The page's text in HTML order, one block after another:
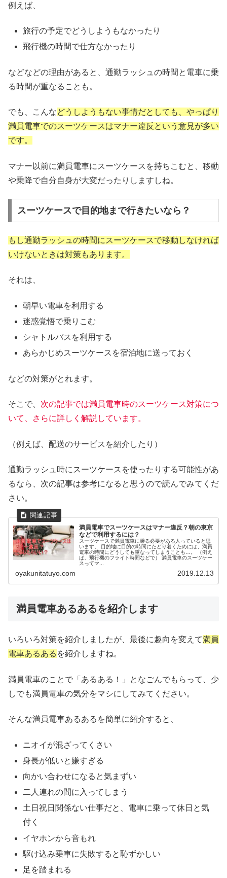
例えば、
旅行の予定でどうしようもなかったり
飛行機の時間で仕方なかったり
などなどの理由があると、通勤ラッシュの時間と電車に乗
る時間が重なることも。
でも、こんなどうしようもない事情だとしても、やっぱり
満員電車でのスーツケースはマナー違反という意見が多い
です。
マナー以前に満員電車にスーツケースを持ちこむと、移動
や乗降で自分自身が大変だったりしますしね。
スーツケースで目的地まで行きたいなら？
もし通勤ラッシュの時間にスーツケースで移動しなければ
いけないときは対策もあります。
それは、
朝早い電車を利用する
迷惑覚悟で乗りこむ
シャトルバスを利用する
あらかじめスーツケースを宿泊地に送っておく
などの対策がとれます。
そこで、 次の記事では満員電車時のスーツケース対策につ
いて、さらに詳しく解説しています。
（例えば、配送のサービスを紹介したり）
通勤ラッシュ時にスーツケースを使ったりする可能性があ
るなら、次の記事は参考になると思うので読んでみてくだ
さい。
満員電車でスーツケースはマナー違反？朝の東京
などで利用するには？
スーツケースで満員電車に乗る必要がある人っていると思
います。 目的地に目的の時間にたどり着くためには、満員
電車の時間にどうしても重なってしまうことも…。 （例え
ば、飛行機のフライト時間などで） 満員電車のスーツケー
スってマ...
oyakunitatuyo.com 2019.12.13
満員電車あるあるを紹介します
いろいろ対策を紹介しましたが、最後に趣向を変えて満員
電車あるある を紹介しますね。
満員電車のことで「あるある！」となごんでもらって、少
しでも満員電車の気分をマシにしてみてください。
そんな満員電車あるあるを簡単に紹介すると、
ニオイが混ざってくさい
身長が低いと嫌すぎる
向かい合わせになると気まずい
二人連れの間に入ってしまう
土日祝日関係ない仕事だと、電車に乗って休日と気
付く
イヤホンから音もれ
駆け込み乗車に失敗すると恥ずかしい
足を踏まれる